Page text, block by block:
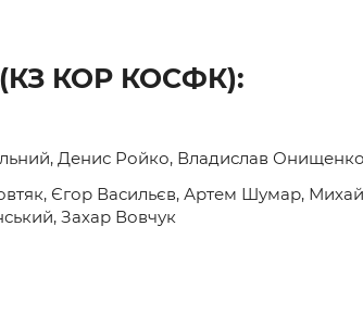
(КЗ КОР КОСФК):
Денис Ройко, Владислав
Єгор Васильєв, Артем Шумар,
Захар Вовчук